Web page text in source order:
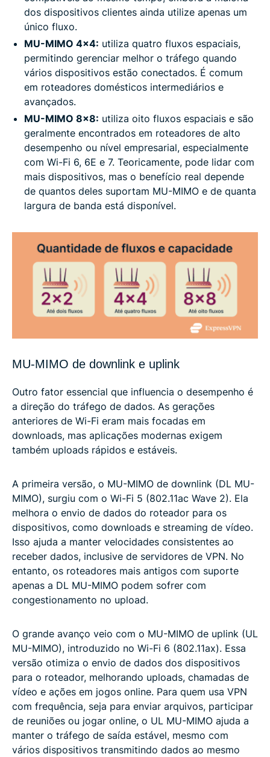
dos dispositivos clientes ainda utilize apenas um
único fluxo.
MU-MIMO 4x4: utiliza quatro fluxos espaciais,
permitindo gerenciar melhor o tráfego quando
vários dispositivos estão conectados. É comum
em roteadores domésticos intermediários e
avançados.
MU-MIMO 8x8: utiliza oito fluxos espaciais e são
geralmente encontrados em roteadores de alto
desempenho ou nível empresarial, especialmente
com Wi-Fi 6, 6E e 7. Teoricamente, pode lidar com
mais dispositivos, mas o benefício real depende
de quantos deles suportam MU-MIMO e de quanta
largura de banda está disponível.
MU-MIMO de downlink e uplink
Outro fator essencial que influencia o desempenho é
a direção do tráfego de dados. As gerações
anteriores de Wi-Fi eram mais focadas em
downloads, mas aplicações modernas exigem
também uploads rápidos e estáveis.
A primeira versão, o MU-MIMO de downlink (DL MU-
MIMO), surgiu com o Wi-Fi 5 (802.11ac Wave 2). Ela
melhora o envio de dados do roteador para os
dispositivos, como downloads e streaming de vídeo.
Isso ajuda a manter velocidades consistentes ao
receber dados, inclusive de servidores de VPN. No
entanto, os roteadores mais antigos com suporte
apenas a DL MU-MIMO podem sofrer com
congestionamento no upload.
O grande avanço veio com o MU-MIMO de uplink (UL
MU-MIMO), introduzido no Wi-Fi 6 (802.11ax). Essa
versão otimiza o envio de dados dos dispositivos
para o roteador, melhorando uploads, chamadas de
vídeo e ações em jogos online. Para quem usa VPN
com frequência, seja para enviar arquivos, participar
de reuniões ou jogar online, o UL MU-MIMO ajuda a
manter o tráfego de saída estável, mesmo com
vários dispositivos transmitindo dados ao mesmo